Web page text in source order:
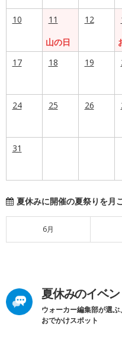
10
11
山の日
12
17
18 19
24 25 26
31
夏休みに開催の夏祭りを月
6月
夏休みのイベ
ウォーカー編集部が選
おでかけスポット